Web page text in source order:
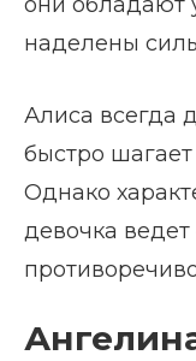
наделены
Алиса всегда
быстро
Однако
девочка